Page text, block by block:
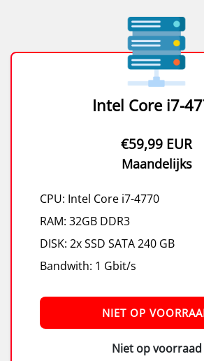
Intel Core i7-
€59,99 EUR
Maandelijks
CPU: Intel Core i7-4770
RAM: 32GB DDR3
DISK: 2x SSD SATA 240 GB
Bandwith: 1 Gbit/s
NIET OP
Niet op voorraad